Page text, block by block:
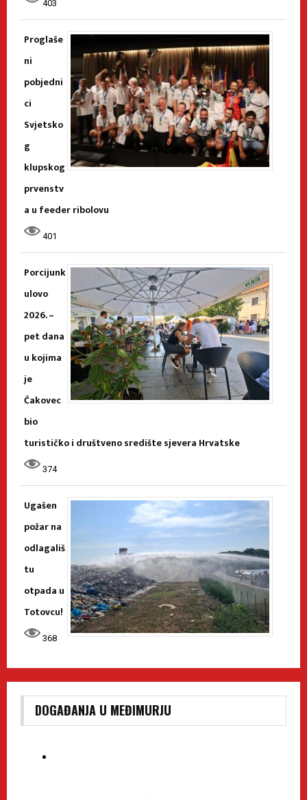
403
Proglaše
ni
pobjedni
ci
Svjetsko
g
klupskog
prvenstv
a u feeder ribolovu
401
Porcijunk
ulovo
2026. –
pet dana
u kojima
je
Čakovec
bio
turističko i društveno središte sjevera Hrvatske
374
Ugašen
požar na
odlagališ
tu
otpada u
Totovcu!
368
DOGAĐANJA U MEĐIMURJU